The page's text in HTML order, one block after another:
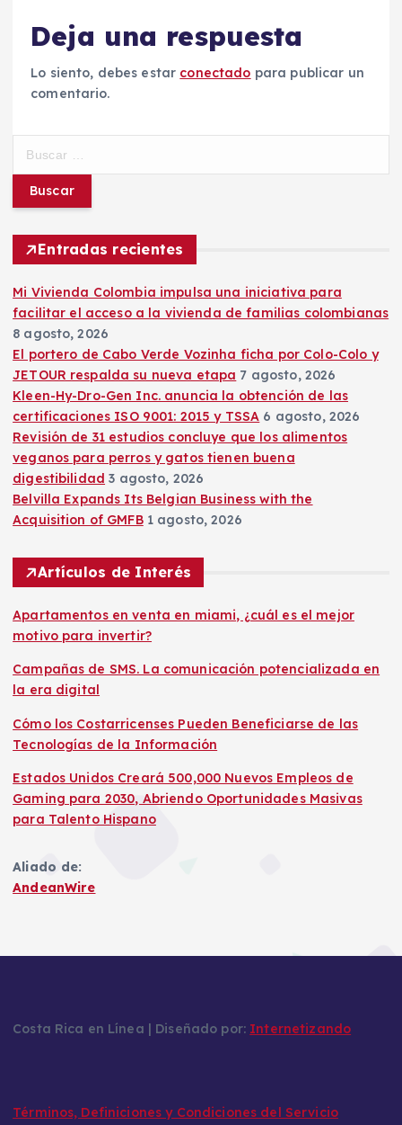
c
i
ó
n
d
e
e
n
t
r
a
d
a
s
Deja una respuesta
Lo siento, debes estar conectado para publicar un
comentario.
c
:
Entradas recientes
Mi Vivienda Colombia impulsa una iniciativa para
facilitar el acceso a la vivienda de familias colombianas
8 agosto, 2026
El portero de Cabo Verde Vozinha ficha por Colo-Colo y
JETOUR respalda su nueva etapa 7 agosto, 2026
Kleen-Hy-Dro-Gen Inc. anuncia la obtención de las
certificaciones ISO 9001: 2015 y TSSA 6 agosto, 2026
Revisión de 31 estudios concluye que los alimentos
veganos para perros y gatos tienen buena
digestibilidad 3 agosto, 2026
Belvilla Expands Its Belgian Business with the
Acquisition of GMFB 1 agosto, 2026
Artículos de Interés
Apartamentos en venta en miami, ¿cuál es el mejor
motivo para invertir?
Campañas de SMS. La comunicación potencializada en
la era digital
Cómo los Costarricenses Pueden Beneficiarse de las
Tecnologías de la Información
Estados Unidos Creará 500,000 Nuevos Empleos de
Gaming para 2030, Abriendo Oportunidades Masivas
para Talento Hispano
Aliado de:
AndeanWire
Costa Rica en Línea | Diseñado por: Internetizando
Términos, Definiciones y Condiciones del Servicio